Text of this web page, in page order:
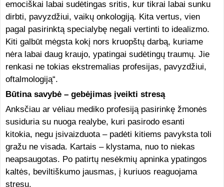
emociškai labai sudėtingas sritis, kur tikrai labai sunku
dirbti, pavyzdžiui, vaikų onkologiją. Kita vertus, vien
pagal pasirinktą specialybę negali vertinti to idealizmo.
Kiti galbūt mėgsta kokį nors kruopštų darbą, kuriame
nėra labai daug kraujo, ypatingai sudėtingų traumų. Jie
renkasi ne tokias ekstremalias profesijas, pavyzdžiui,
oftalmologiją“.
Būtina savybė – gebėjimas įveikti stresą
Anksčiau ar vėliau mediko profesiją pasirinkę žmonės
susiduria su nuoga realybe, kuri pasirodo esanti
kitokia, negu įsivaizduota – padėti kitiems pavyksta toli
gražu ne visada. Kartais – klystama, nuo to niekas
neapsaugotas. Po patirtų nesėkmių apninka ypatingos
kaltės, beviltiškumo jausmas, į kuriuos reaguojama
stresu.